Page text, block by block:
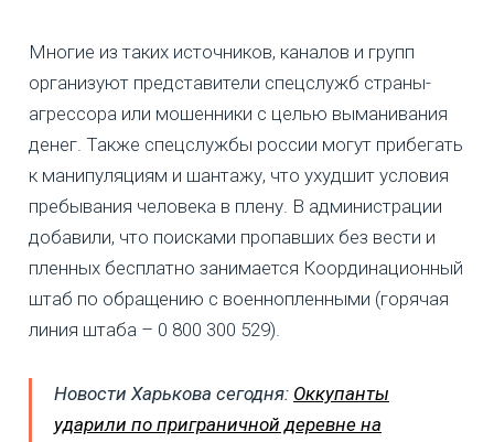
Многие из таких источников, каналов и групп
организуют представители спецслужб страны-
агрессора или мошенники с целью выманивания
денег. Также спецслужбы россии могут прибегать
к манипуляциям и шантажу, что ухудшит условия
пребывания человека в плену. В администрации
добавили, что поисками пропавших без вести и
пленных бесплатно занимается Координационный
штаб по обращению с военнопленными (горячая
линия штаба – 0 800 300 529).
Новости Харькова сегодня: Оккупанты
ударили по приграничной деревне на